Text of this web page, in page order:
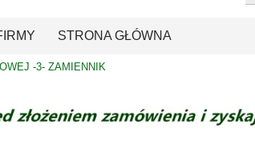
STRONA GŁÓWNA
-3- ZAMIENNIK